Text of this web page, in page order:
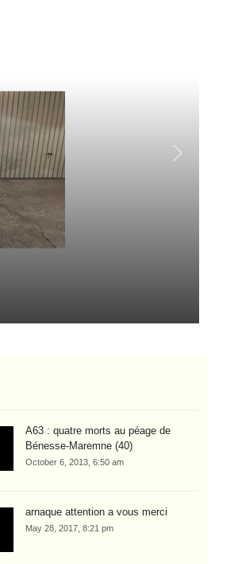
A63 : quatre morts au péage de
Bénesse-Maremne (40)
October 6, 2013, 6:50 am
arnaque attention a vous merci
May 28, 2017, 8:21 pm